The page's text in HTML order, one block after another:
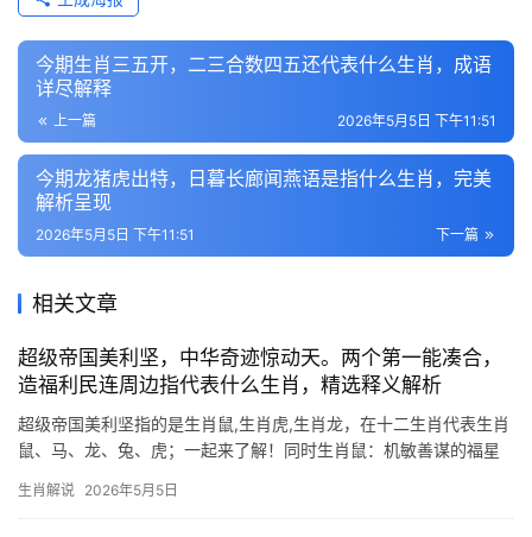
今期生肖三五开，二三合数四五还代表什么生肖，成语
详尽解释
上一篇 2026年5月5日 下午11:51
今期龙猪虎出特，日暮长廊闻燕语是指什么生肖，完美
解析呈现
下一篇
2026年5月5日 下午11:51
相关文章
超级帝国美利坚，中华奇迹惊动天。两个第一能凑合，
造福利民连周边指代表什么生肖，精选释义解析
超级帝国美利坚指的是生肖鼠,生肖虎,生肖龙，在十二生肖代表生肖
鼠、马、龙、兔、虎；一起来了解！同时生肖鼠：机敏善谋的福星
职场遇贵人提携，尤其29岁者易获跨界合作机遇，但下半年“飞符”
生肖解说 2026年5月5日